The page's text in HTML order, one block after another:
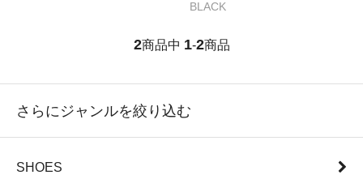
BLACK
2商品中 1-2商品
さらにジャンルを絞り込む
SHOES